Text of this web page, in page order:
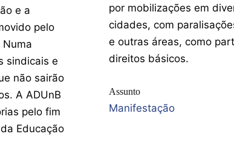
e a
pelo
Numa
sindicais e
não sairão
A ADUnB
pelo fim
Educação
por mobilizações em
cidades, com
e outras áreas, como
direitos básicos.
Assunto
Manifestação